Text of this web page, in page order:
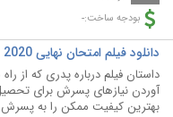
بودجه ساخت:-
دانلود فیلم امتحان نهایی Pareeksha 2020 با دوبله فارسی
داستان فیلم درباره پدری که از
آوردن نیازهای پسرش برای
بهترین کیفیت ممکن را به پسرش